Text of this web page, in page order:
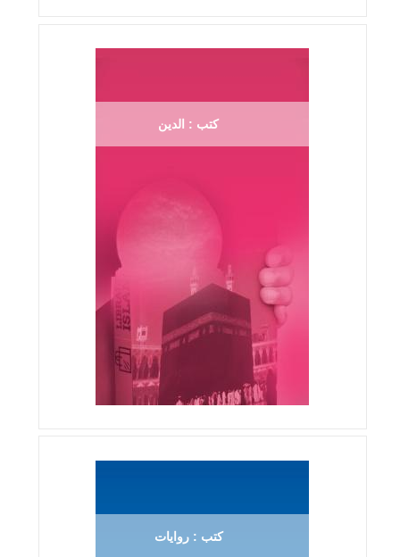
كتب : الدين
كتب : روايات